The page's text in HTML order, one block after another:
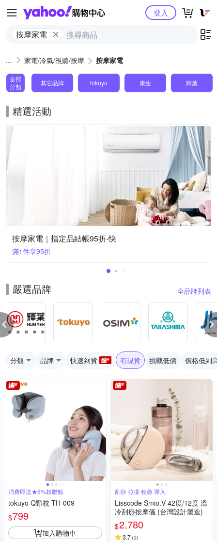
Yahoo購物中心
按摩家電
登入
家電/冷氣/視聽/按摩 按摩家電
全部
分類
其它品牌 tokuyo 康生 輝葉
精選活動
按摩家電｜指定品結帳95折-快
滿1件享95折
嚴選品牌 全品牌列表
分類 品牌 快速到貨 有現貨 挑戰低價 價格低到
消費即送★6%超贈點
tokuyo Q頸枕 TH-009
$799
加入購物車
刮痧 拉提 收斂 導入
Lisscode Smio.V 42度/12度 溫
冷刮痧按摩儀 (台灣設計製造)
$2,780
3.7(3)